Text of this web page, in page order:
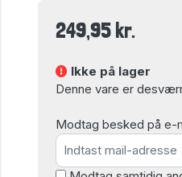
249,95 kr.
Ikke på lager
Denne vare er
Modtag besked på e-